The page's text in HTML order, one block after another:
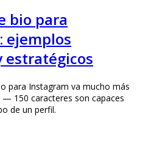
bio para
ejemplos
estratégicos
para Instagram va mucho más
150 caracteres son capaces
de un perfil.